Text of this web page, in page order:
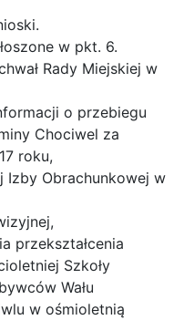
w pkt. 6.
Rady Miejskiej w
o przebiegu
Chociwel za
roku,
Izby Obrachunkowej w
przekształcenia
Szkoły
Wału
w ośmioletnią